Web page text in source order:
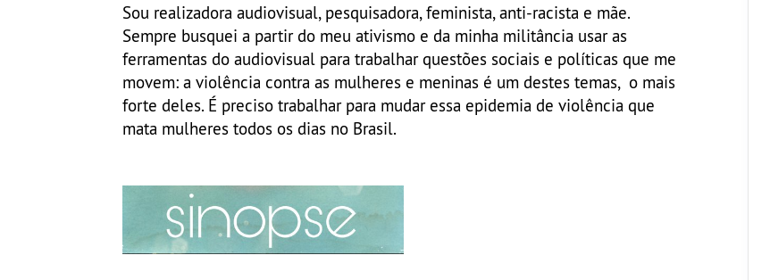
Sou realizadora audiovisual, pesquisadora, feminista, anti-racista e mãe.
Sempre busquei a partir do meu ativismo e da minha militância usar as
ferramentas do audiovisual para trabalhar questões sociais e políticas que me
movem: a violência contra as mulheres e meninas é um destes temas, o mais
forte deles. É preciso trabalhar para mudar essa epidemia de violência que
mata mulheres todos os dias no Brasil.